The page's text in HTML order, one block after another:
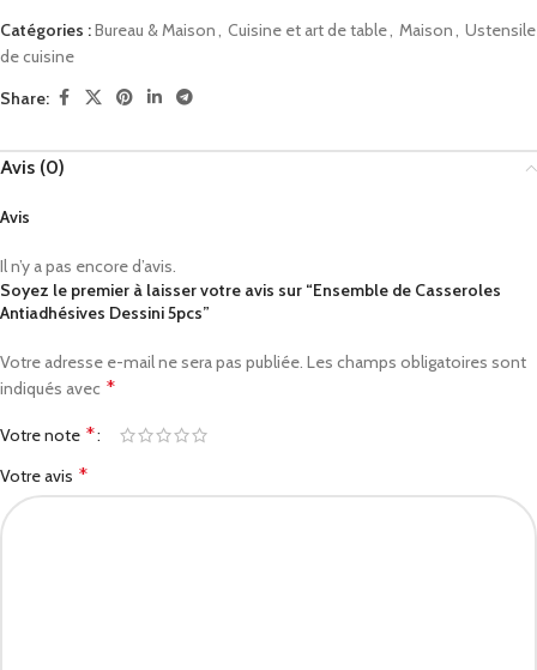
Catégories :Bureau & Maison, Cuisine et art de table, Maison, Ustensile
de cuisine
Share:
Avis (0)
Avis
Il n’y a pas encore d’avis.
Soyez le premier à laisser votre avis sur “Ensemble de Casseroles
Antiadhésives Dessini 5pcs”
Votre adresse e-mail ne sera pas publiée. Les champs obligatoires sont
indiqués avec *
Votre note *
Votre avis *